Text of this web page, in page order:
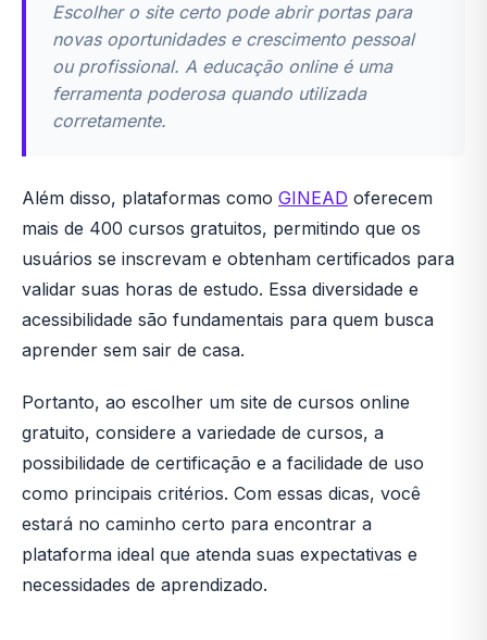
Escolher o site certo pode abrir portas para
novas oportunidades e crescimento pessoal
ou profissional. A educação online é uma
ferramenta poderosa quando utilizada
corretamente.
Além disso, plataformas como GINEAD oferecem
mais de 400 cursos gratuitos, permitindo que os
usuários se inscrevam e obtenham certificados para
validar suas horas de estudo. Essa diversidade e
acessibilidade são fundamentais para quem busca
aprender sem sair de casa.
Portanto, ao escolher um site de cursos online
gratuito, considere a variedade de cursos, a
possibilidade de certificação e a facilidade de uso
como principais critérios. Com essas dicas, você
estará no caminho certo para encontrar a
plataforma ideal que atenda suas expectativas e
necessidades de aprendizado.